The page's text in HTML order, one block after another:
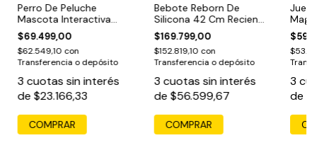
Perro De Peluche
Mascota Interactiva
Con Movimiento Y
Sonido
$69.499,00
$62.549,10 con
Transferencia o depósito
3 cuotas sin interés
de $23.166,33
COMPRAR
Bebote Reborn De
Silicona 42 Cm Recien
Nacido Con Accesorios
$169.799,00
$152.819,10 con
Transferencia o depósito
3 cuotas sin interés
de $56.599,67
Pesca
3
de